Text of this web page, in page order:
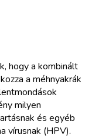
hogy a kombinált
a méhnyakrák
milyen
és egyéb
vírusnak (HPV).